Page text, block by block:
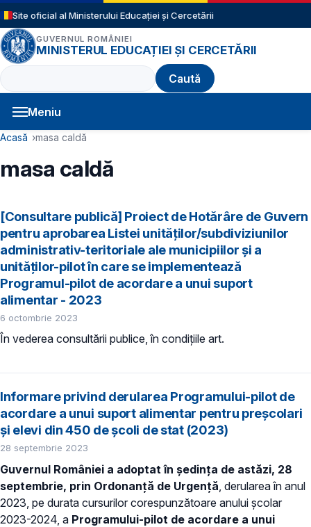
Sari la conținutul principal
Site oficial al Ministerului Educației și Cercetării
GUVERNUL ROMÂNIEI
MINISTERUL EDUCAȚIEI ȘI CERCETĂRII
Caută
Meniu
Navigație principală
Cale de navigare
Acasă masa caldă
masa caldă
[Consultare publică] Proiect de Hotărâre de Guvern
pentru aprobarea Listei unităților/subdiviziunilor
administrativ-teritoriale ale municipiilor și a
unităților-pilot în care se implementează
Programul-pilot de acordare a unui suport
alimentar - 2023
6 octombrie 2023
În vederea consultării publice, în condiţiile art.
Informare privind derularea Programului-pilot de
acordare a unui suport alimentar pentru preşcolari
și elevi din 450 de școli de stat (2023)
28 septembrie 2023
Guvernul României a adoptat în ședința de astăzi, 28
septembrie, prin Ordonanță de Urgență , derularea în anul
2023, pe durata cursurilor corespunzătoare anului școlar
2023-2024, a Programului-pilot de acordare a unui